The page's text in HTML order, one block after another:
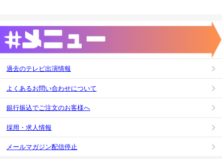
過去のテレビ出演情報
よくあるお問い合わせについて
銀行振込でご注文のお客様へ
採用・求人情報
メールマガジン配信停止